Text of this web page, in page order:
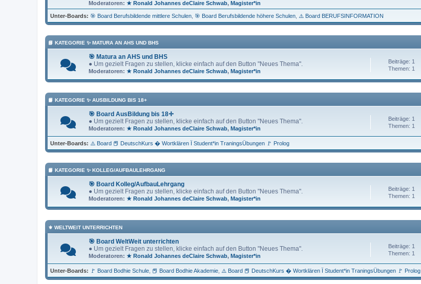
Moderatoren: ★ Ronald Johannes deClaire Schwab, Magister*in
Unter-Boards 🎯 Board Berufsbildende mittlere Schulen 🎯 Board Berufsbildende höhere Schulen ⚠️ Board BERUFSINFORMATION
📘 KATEGORIE ✨ MATURA AN AHS UND BHS
🎯 Matura an AHS und BHS
● Um gezielt Fragen zu stellen, klicke einfach auf den Button "Neues Thema".
Moderatoren: ★ Ronald Johannes deClaire Schwab, Magister*in
Beiträge: 1
Themen: 1
📙 KATEGORIE ✨ AUSBILDUNG BIS 18+
🎯 Board AusBildung bis 18✛
● Um gezielt Fragen zu stellen, klicke einfach auf den Button "Neues Thema".
Moderatoren: ★ Ronald Johannes deClaire Schwab, Magister*in
Beiträge: 1
Themen: 1
Unter-Boards
⚠️ Board 📕 DeutschKurs � Wortklären Ï Student*in TraningsÜbungen 🚩 Prolog
📙 KATEGORIE ✨ KOLLEG/AUFBAULEHRGANG
🎯 Board Kolleg/AufbauLehrgang
● Um gezielt Fragen zu stellen, klicke einfach auf den Button "Neues Thema".
Moderatoren: ★ Ronald Johannes deClaire Schwab, Magister*in
Beiträge: 1
Themen: 1
⚜ WELTWEIT UNTERRICHTEN
🎯 Board WeltWeit unterrichten
● Um gezielt Fragen zu stellen, klicke einfach auf den Button "Neues Thema".
Moderatoren: ★ Ronald Johannes deClaire Schwab, Magister*in
Beiträge: 1
Themen: 1
Unter-Boards
🚩 Board Bodhie Schule 📕 Board Bodhie Akademie ⚠️ Board 📕 DeutschKurs � Wortklären Ï Student*in TraningsÜbungen 🚩 Prolog